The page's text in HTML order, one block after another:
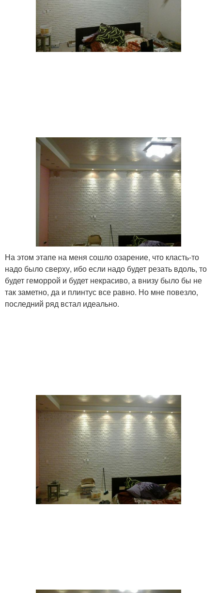
На этом этапе на меня сошло озарение, что класть-то
надо было сверху, ибо если надо будет резать вдоль, то
будет геморрой и будет некрасиво, а внизу было бы не
так заметно, да и плинтус все равно. Но мне повезло,
последний ряд встал идеально.